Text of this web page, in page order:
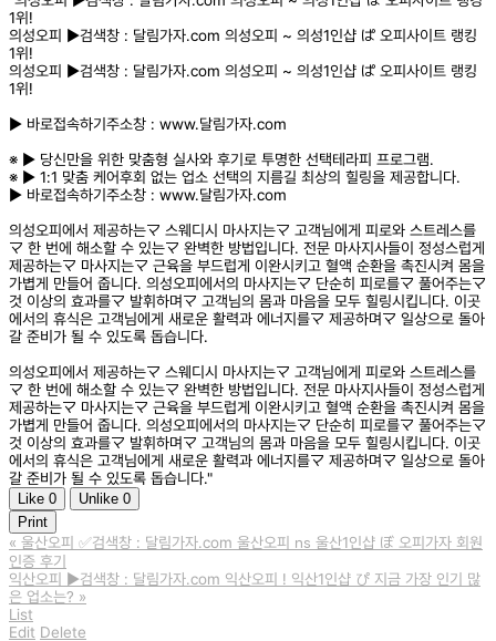
1위!
의성오피 ▶️검색창 : 달림가자.com 의성오피 ~ 의성1인샵 ぱ 오피사이트 랭킹
1위!
의성오피 ▶️검색창 : 달림가자.com 의성오피 ~ 의성1인샵 ぱ 오피사이트 랭킹
1위!
▶️ 바로접속하기주소창 : www.달림가자.com
※ ▶️ 당신만을 위한 맞춤형 실사와 후기로 투명한 선택테라피 프로그램.
※ ▶️ 1:1 맞춤 케어후회 없는 업소 선택의 지름길 최상의 힐링을 제공합니다.
▶️ 바로접속하기주소창 : www.달림가자.com
의성오피에서 제공하는マ 스웨디시 마사지는マ 고객님에게 피로와 스트레스를
マ 한 번에 해소할 수 있는マ 완벽한 방법입니다. 전문 마사지사들이 정성스럽게
제공하는マ 마사지는マ 근육을 부드럽게 이완시키고 혈액 순환을 촉진시켜 몸을
가볍게 만들어 줍니다. 의성오피에서의 마사지는マ 단순히 피로를マ 풀어주는マ
것 이상의 효과를マ 발휘하며マ 고객님의 몸과 마음을 모두 힐링시킵니다. 이곳
에서의 휴식은 고객님에게 새로운 활력과 에너지를マ 제공하며マ 일상으로 돌아
갈 준비가 될 수 있도록 돕습니다.
의성오피에서 제공하는マ 스웨디시 마사지는マ 고객님에게 피로와 스트레스를
マ 한 번에 해소할 수 있는マ 완벽한 방법입니다. 전문 마사지사들이 정성스럽게
제공하는マ 마사지는マ 근육을 부드럽게 이완시키고 혈액 순환을 촉진시켜 몸을
가볍게 만들어 줍니다. 의성오피에서의 마사지는マ 단순히 피로를マ 풀어주는マ
것 이상의 효과를マ 발휘하며マ 고객님의 몸과 마음을 모두 힐링시킵니다. 이곳
에서의 휴식은 고객님에게 새로운 활력과 에너지를マ 제공하며マ 일상으로 돌아
갈 준비가 될 수 있도록 돕습니다."
Like 0 Unlike 0
Print
« 울산오피 ✅검색창 : 달림가자.com 울산오피 ㎱ 울산1인샵 ぼ 오피가자 회원
인증 후기
익산오피 ▶️검색창 : 달림가자.com 익산오피 ! 익산1인샵 ぴ 지금 가장 인기 많
은 업소는? »
List
Edit Delete